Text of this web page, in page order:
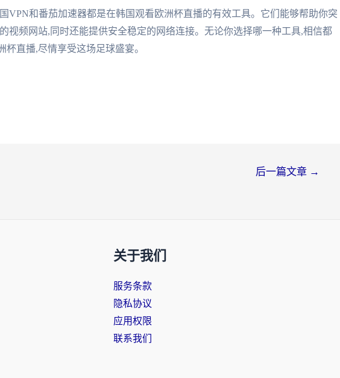
VPN和番茄加速器都是在韩国观看欧洲杯直播的有效工具。它们能够帮助你突
视频网站,同时还能提供安全稳定的网络连接。无论你选择哪一种工具,相信都
杯直播,尽情享受这场足球盛宴。
后一篇文章 →
关于我们
服务条款
隐私协议
应用权限
联系我们